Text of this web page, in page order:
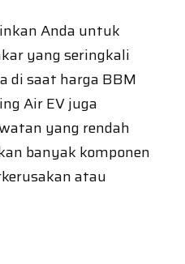
Anda untuk
yang seringkali
di saat harga BBM
Air EV juga
yang rendah
banyak komponen
atau